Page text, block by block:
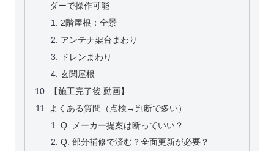
ダーで操作可能
2階屋根：全景
アンテナ架台まわり
ドレンまわり
玄関屋根
【施工完了後 動画】
よくある質問（点検→判断で多い）
Q. メーカー提案は断っていい？
Q. 部分補修で済む？全面更新が必要？